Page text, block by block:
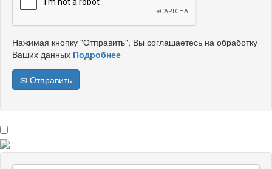
Нажимая кнопку "Отправить", Вы соглашаетесь на обработку
Ваших данных Подробнее
Отправить